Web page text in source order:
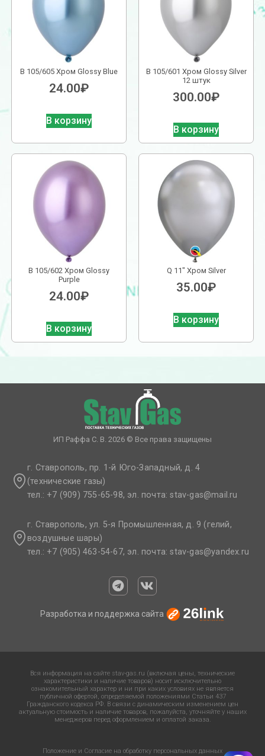
В 105/605 Хром Glossy Blue
24.00₽
В корзину
В 105/601 Хром Glossy Silver
12 штук
300.00₽
В корзину
В 105/602 Хром Glossy
Purple
24.00₽
В корзину
Q 11″ Хром Silver
35.00₽
В корзину
ИП Раффа С. В. 2026 © Все права защищены
г. Ставрополь, пр. 1-й Юго-Западный, д. 4
(технические газы)
тел.: +7 (909) 755-65-98, эл. почта: stav-gas@mail.ru​
г. Ставрополь, ул. 5-я Промышленная, д. 9 (гелий,
воздушные шары)
тел.: +7 (905) 463-54-67, эл. почта: stav-gas@yandex.ru​
Разработка и поддержка сайта
Вся информация на сайте stav-gas.ru (включая цены, технические
характеристики и наличие товаров) носит исключительно
ознакомительный характер и ни при каких условиях не является
публичной офертой, определяемой положениями Статьи 437
Гражданского кодекса РФ. В связи с динамическим изменением цен
актуальную стоимость и наличие товаров, пожалуйста, уточняйте у наших
менеджеров перед оформлением и оплатой заказа.
Положение и Согласие на обработку персональных данных